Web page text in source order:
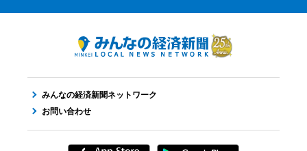
みんなの経済新聞ネットワーク
お問い合わせ